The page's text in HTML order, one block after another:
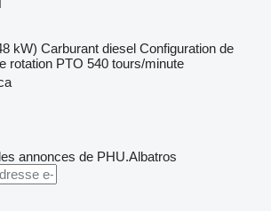
kW) Carburant diesel Configuration de
rotation PTO 540 tours/minute
annonces de PHU.Albatros